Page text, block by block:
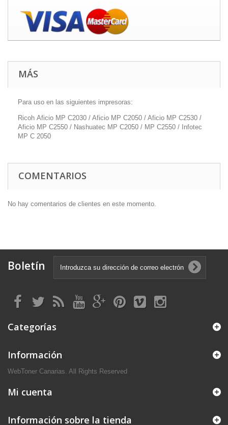
MÁS
Para uso en las siguientes impresoras:
Ricoh Aficio MP C2030 / Aficio MP C2050 / Aficio MP C2530 /
Aficio MP C2550 / Nashuatec MP C2050 / MP C2550 / Infotec
MP C 2050
COMENTARIOS
No hay comentarios de clientes en este momento.
Boletín
Categorías
Información
WebToner Canarias. All Rights Reserved
Mi cuenta
Información sobre la tienda